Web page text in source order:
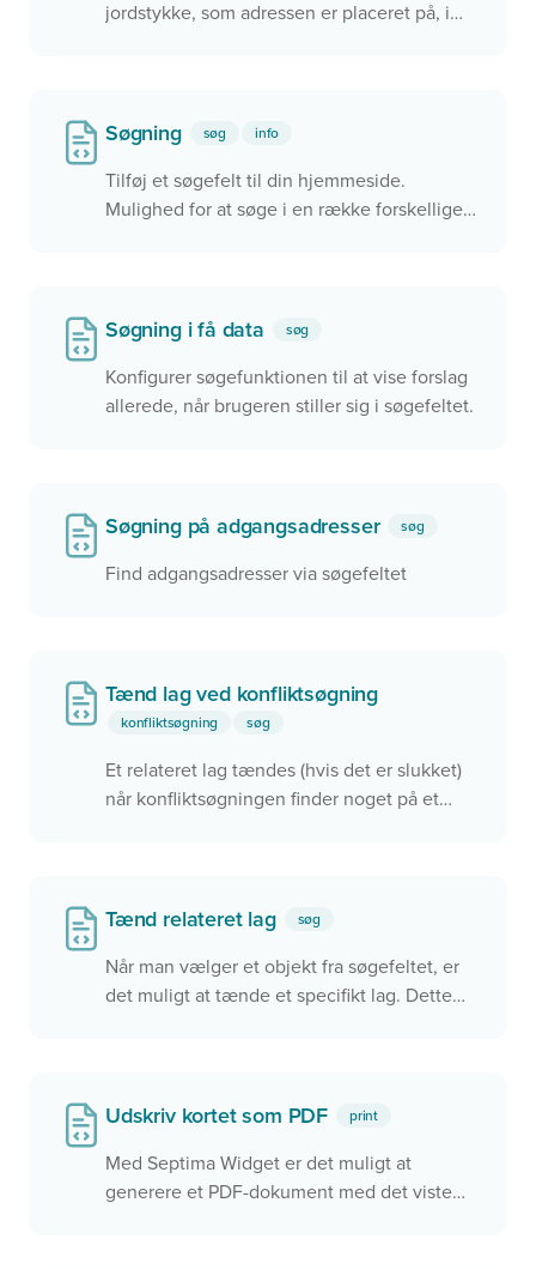
jordstykke, som adressen er placeret på, i
Søgning søg info
Tilføj et søgefelt til din hjemmeside.
Mulighed for at søge i en række forskellige
Søgning i få data søg
Konfigurer søgefunktionen til at vise forslag
allerede, når brugeren stiller sig i søgefeltet.
Søgning på adgangsadresser søg
Find adgangsadresser via søgefeltet
Tænd lag ved konfliktsøgning
konfliktsøgning søg
Et relateret lag tændes (hvis det er slukket)
når konfliktsøgningen finder noget på et
Tænd relateret lag søg
Når man vælger et objekt fra søgefeltet, er
det muligt at tænde et specifikt lag. Dette
Udskriv kortet som PDF print
Med Septima Widget er det muligt at
generere et PDF-dokument med det viste